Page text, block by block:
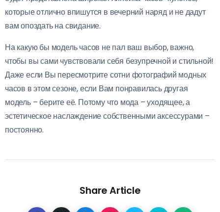
которые отлично впишутся в вечерний наряд и не дадут
вам опоздать на свидание.
На какую бы модель часов не пал ваш выбор, важно,
чтобы вы сами чувствовали себя безупречной и стильной!
Даже если Вы пересмотрите сотни фотографий модных
часов в этом сезоне, если Вам понравилась другая
модель – берите её. Потому что мода – уходящее, а
эстетическое наслаждение собственными аксессурами –
постоянно.
Share Article